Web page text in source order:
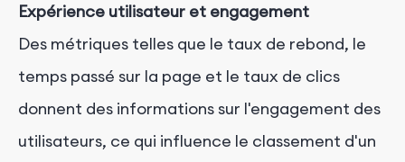
Expérience utilisateur et engagement
Des métriques telles que le taux de rebond, le
temps passé sur la page et le taux de clics
donnent des informations sur l'engagement des
utilisateurs, ce qui influence le classement d'un